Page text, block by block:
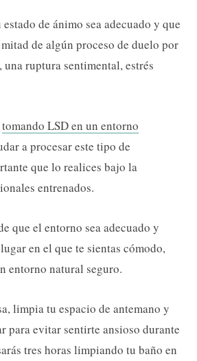
de ánimo sea adecuado y que
de algún proceso de duelo por
una ruptura sentimental, estrés
tomando LSD en un entorno
a procesar este tipo de
que lo realices bajo la
entrenados.
que el entorno sea adecuado y
en el que te sientas cómodo,
entorno natural seguro.
limpia tu espacio de antemano y
para evitar sentirte ansioso durante
tres horas limpiando tu baño en